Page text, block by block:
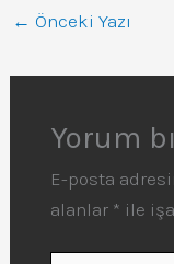
← Önceki Yazı
Yorum
E-posta
alanlar * ile